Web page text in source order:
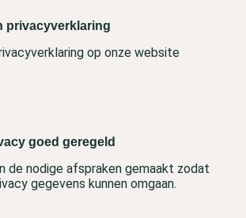
privacyverklaring
op onze website
goed geregeld
de nodige afspraken gemaakt zodat
gegevens kunnen omgaan.